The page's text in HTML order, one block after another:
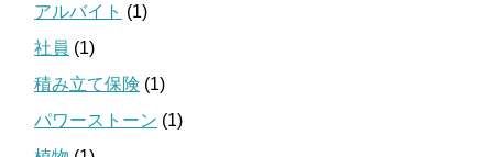
アルバイト (1)
社員 (1)
積み立て保険 (1)
パワーストーン (1)